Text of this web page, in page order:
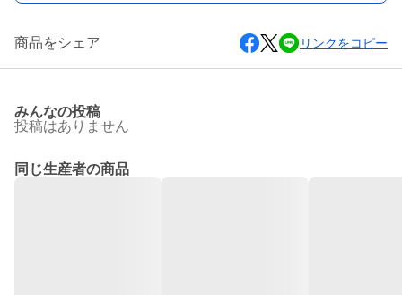
商品をシェア リンクをコピー
みんなの投稿
投稿はありません
同じ生産者の商品